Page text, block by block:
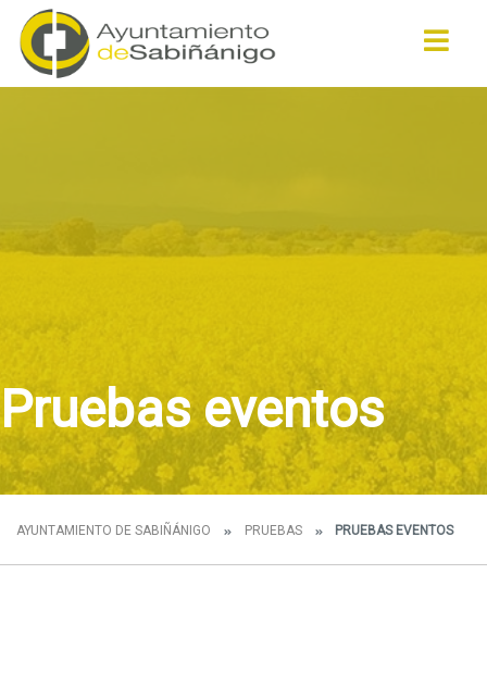
Pruebas eventos
AYUNTAMIENTO DE SABIÑÁNIGO PRUEBAS PRUEBAS EVENTOS